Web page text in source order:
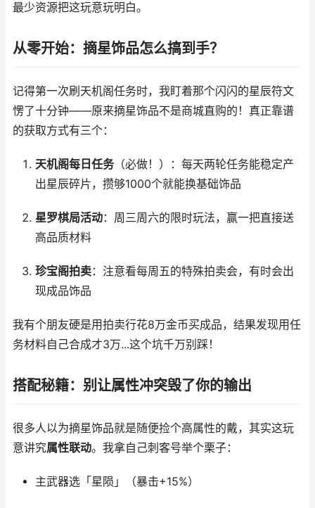
最少资源把这玩意玩明白。
从零开始：摘星饰品怎么搞到手？
记得第一次刷天机阁任务时，我盯着那个闪闪的星辰符文
愣了十分钟——原来摘星饰品不是商城直购的！真正靠谱
的获取方式有三个：
天机阁每日任务（必做！）：每天两轮任务能稳定产
出星辰碎片，攒够1000个就能换基础饰品
星罗棋局活动：周三周六的限时玩法，赢一把直接送
高品质材料
珍宝阁拍卖：注意看每周五的特殊拍卖会，有时会出
现成品饰品
我有个朋友硬是用拍卖行花8万金币买成品，结果发现用任
务材料自己合成才3万...这个坑千万别踩！
搭配秘籍：别让属性冲突毁了你的输出
很多人以为摘星饰品就是随便捡个高属性的戴，其实这玩
意讲究属性联动。我拿自己刺客号举个栗子：
主武器选「星陨」（暴击+15%）